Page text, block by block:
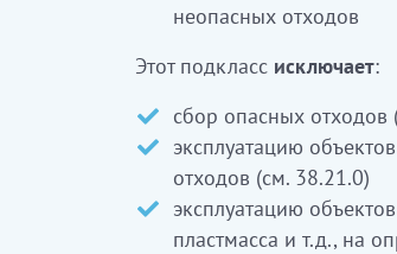
қауіпті қалдықтарды
объектілерін
қағаз, пластмасса
сұрыптау үшін
неопасных отходов
Этот подкласс исключает:
сбор опасных отходов
эксплуатацию
отходов (см. 38.21.0)
эксплуатацию
пластмасса и т.д., на